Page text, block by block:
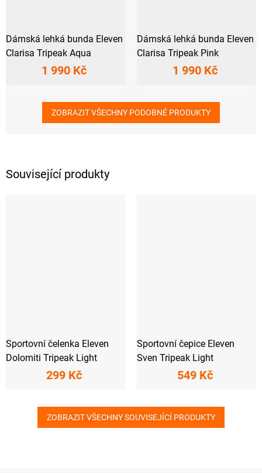
Související produkty
Sportovní čelenka Eleven
Dolomiti Tripeak Light
299 Kč
Sportovní čepice Eleven
Sven Tripeak Light
549 Kč
ZOBRAZIT VŠECHNY SOUVISEJÍCÍ PRODUKTY
Dámská lehká bunda Eleven
Clarisa Tripeak Aqua
1 990 Kč
Dámská lehká bunda Eleven
Clarisa Tripeak Pink
1 990 Kč
ZOBRAZIT VŠECHNY PODOBNÉ PRODUKTY